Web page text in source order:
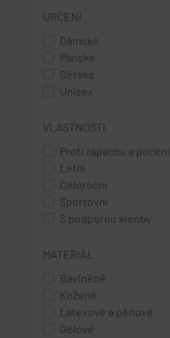
36
37
38
39
40
42
44
45
46
47
48
URČENÍ
Dámské
Pánské
Dětské
Unisex
VLASTNOSTI
Proti zápachu a pocení
Letní
Celoroční
Sportovní
S podporou klenby
MATERIÁL
Bavlněné
Kožené
Latexové a pěnové
Gelové